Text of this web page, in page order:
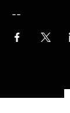
--